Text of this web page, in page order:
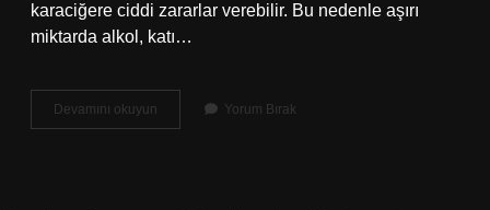
karaciğere ciddi zararlar verebilir. Bu nedenle aşırı
miktarda alkol, katı…
Devamını okuyun Karaciğer
Ne
Yorum Bırak